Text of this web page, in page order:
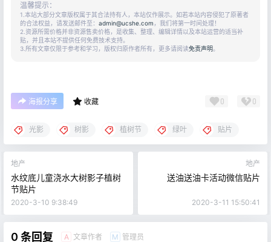
温馨提示：
1.本站大部分文章版权属于其合法持有人，本站仅作展示。如若本站内容侵犯了原著者
的合法权益，请发送邮件至： admin@ucshe.com ，我们将第一时间处理！
2.资源所需价格并非资源售卖价格，是收集、整理、编辑详情以及本站运营的适当补
贴，并且本站不提供任何免费技术支持。
3.所有文章仅限于参考和学习，版权归原作者所有，更多请阅读免责声明。
海报分享 收藏 0 0
光影 树影 植树节 绿叶 贴片
地产
水纹底儿童浇水大树影子植树
节贴片
2020-3-10 9:38:49
地产
送油送油卡活动微信贴片
2020-3-11 15:50:41
0 条回复 A 文章作者 M 管理员